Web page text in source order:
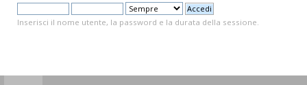
Inserisci il nome utente, la password e la durata della sessione.